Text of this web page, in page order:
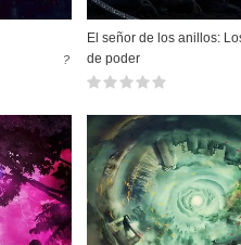
?
El señor de los anillos:
de poder